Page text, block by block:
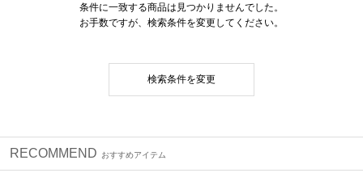
条件に一致する商品は見つかりませんでした。
お手数ですが、検索条件を変更してください。
検索条件を変更
RECOMMEND おすすめアイテム